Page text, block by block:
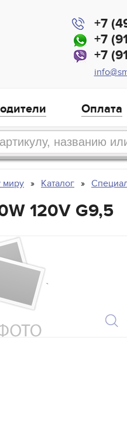
+7
+7
+7
Оплата
миру Каталог
120V G9,5
`